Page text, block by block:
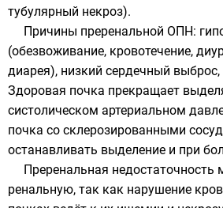
тубулярный некроз).
Причины преренальной ОПН:
(обезвоживание, кровотечение,
диарея), низкий сердечный выброс,
Здоровая почка прекращает
систолическом артериальном
почка со склерозированными
останавливать выделение и при
Преренальная недостаточность
ренальную, так как нарушение